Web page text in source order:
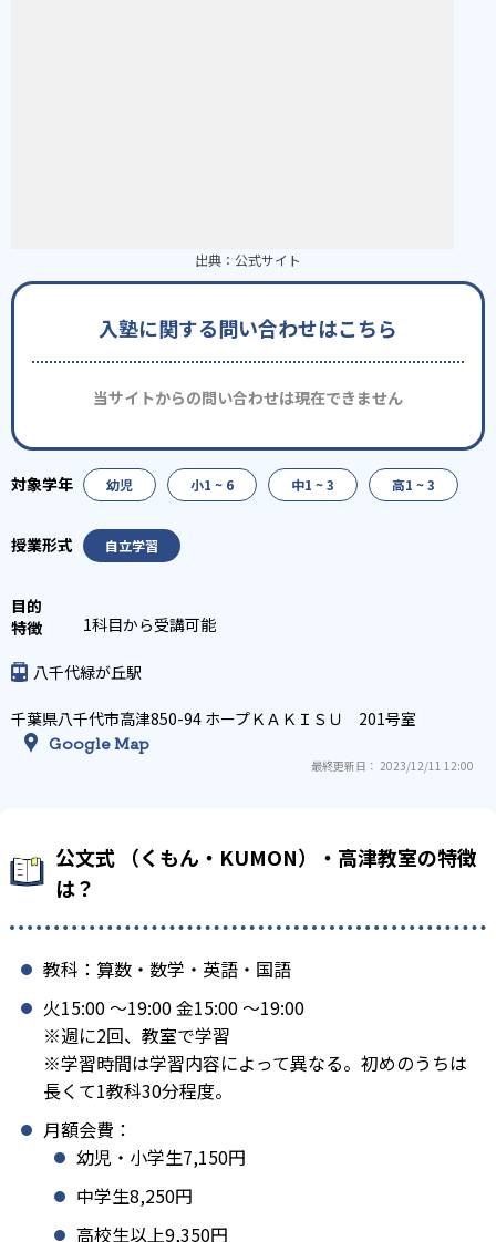
出典： 公式サイト
入塾に関する問い合わせはこちら
当サイトからの問い合わせは現在できません
幼児 小1 ~ 6 中1 ~ 3 高1 ~ 3
自立学習
1科目から受講可能
八千代緑が丘駅
千葉県八千代市高津850-94 ホープＫＡＫＩＳＵ 201号室
Google Map
最終更新日： 2023/12/11 12:00
公文式 （くもん・KUMON）・高津教室の特徴
は？
教科：算数・数学・英語・国語
火15:00 〜19:00 金15:00 〜19:00
※週に2回、教室で学習
※学習時間は学習内容によって異なる。初めのうちは
長くて1教科30分程度。
月額会費：
幼児・小学生7,150円
中学生8,250円
高校生以上9,350円